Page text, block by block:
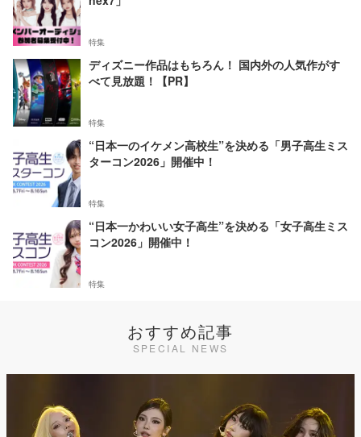
特集
ディズニー作品はもちろん！ 国内外の人気作がす
べて見放題！【PR】
特集
“日本一のイケメン高校生”を決める「男子高生ミス
ターコン2026」開催中！
特集
“日本一かわいい女子高生”を決める「女子高生ミス
コン2026」開催中！
特集
おすすめ記事
SPECIAL NEWS